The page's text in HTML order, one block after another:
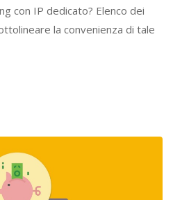
con IP dedicato? Elenco dei
la convenienza di tale